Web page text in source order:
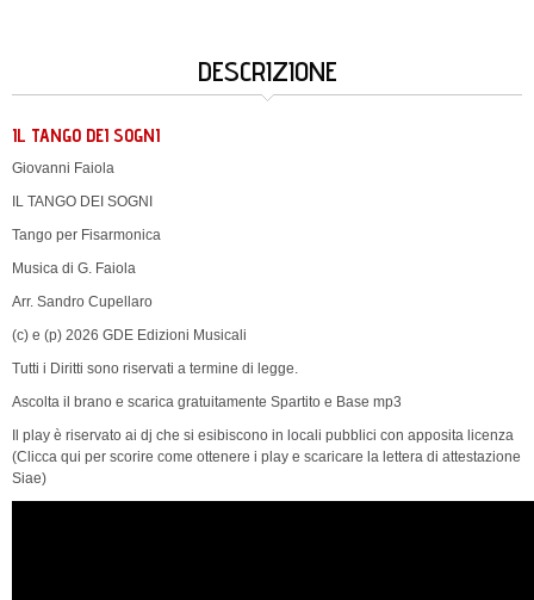
DESCRIZIONE
IL TANGO DEI SOGNI
Giovanni Faiola
IL TANGO DEI SOGNI
Tango per Fisarmonica
Musica di G. Faiola
Arr. Sandro Cupellaro
(c) e (p) 2026 GDE Edizioni Musicali
Tutti i Diritti sono riservati a termine di legge.
Ascolta il brano e scarica gratuitamente Spartito e Base mp3
Il play è riservato ai dj che si esibiscono in locali pubblici con apposita licenza
(Clicca qui per scorire come ottenere i play e scaricare la lettera di attestazione
Siae)